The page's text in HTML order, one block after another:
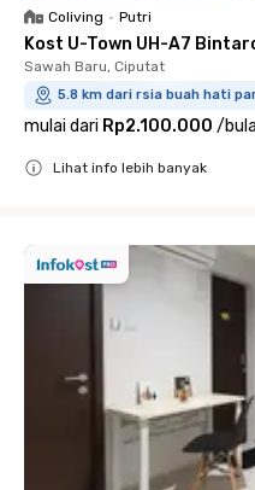
Coliving • Putri
Kost U-Town UH-A7
Sawah Baru, Ciputat
5.8 km dari rsia buah hati
mulai dari Rp2.100.000 /
Lihat info lebih banyak